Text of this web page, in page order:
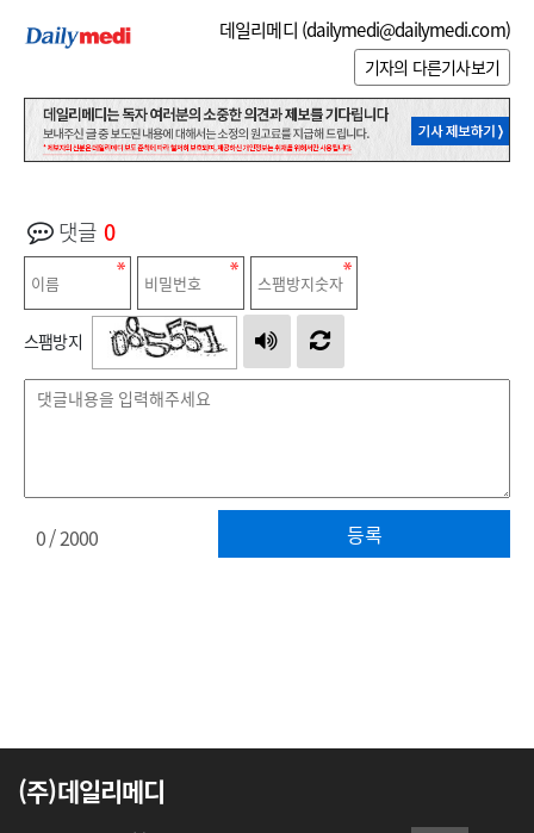
데일리메디 (dailymedi@dailymedi.com)
기자의 다른기사보기
댓글 0
스팸방지
등록
0/ 2000
(주)데일리메디